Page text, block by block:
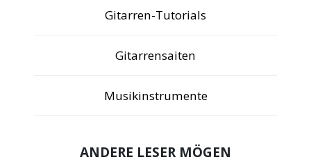
Gitarren-Tutorials
Gitarrensaiten
Musikinstrumente
ANDERE LESER MÖGEN